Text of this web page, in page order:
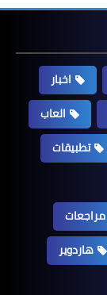
اخبار
العاب
تطبيقات
مراجعات
هاردوير